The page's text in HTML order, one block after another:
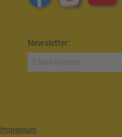
Newsletter:
Impressum